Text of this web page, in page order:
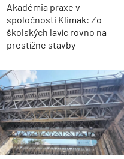
Akadémia praxe v
spoločnosti Klimak: Zo
školských lavíc rovno na
prestížne stavby